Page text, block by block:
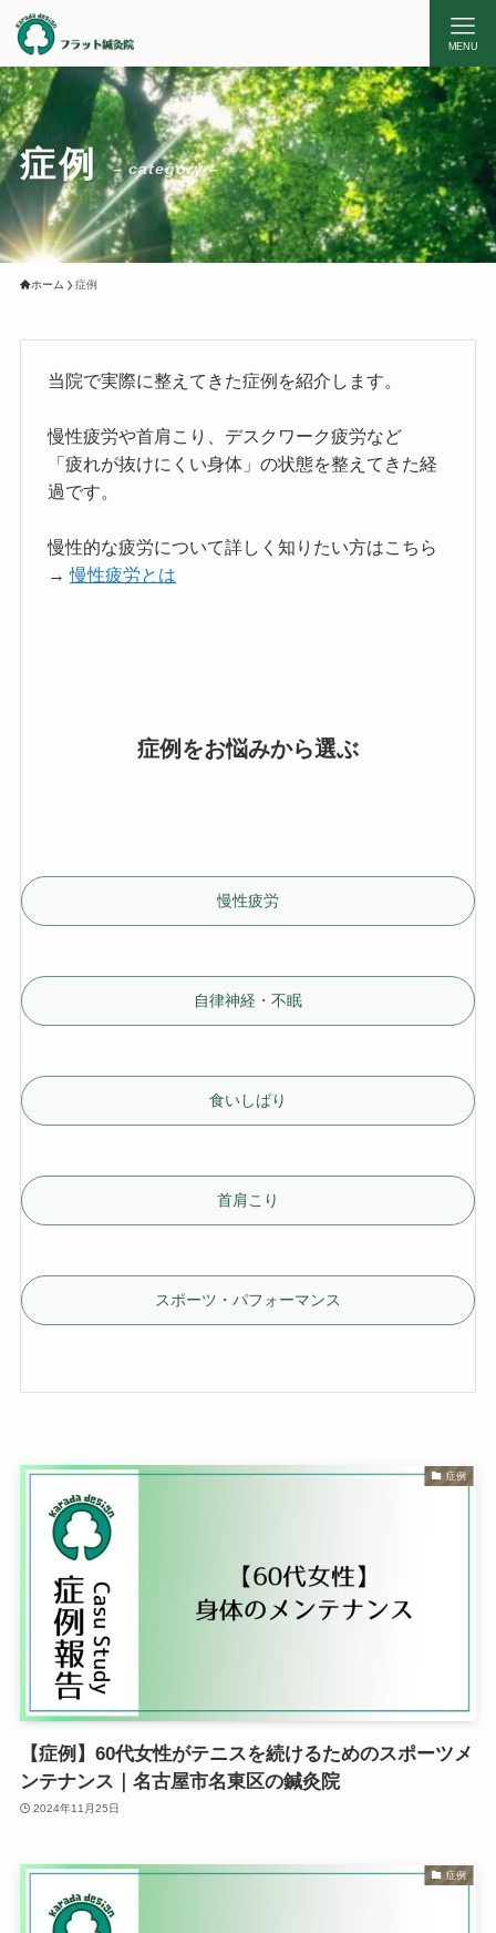
MENU
症例 – category –
ホーム 症例
当院で実際に整えてきた症例を紹介します。
慢性疲労や首肩こり、デスクワーク疲労など
「疲れが抜けにくい身体」の状態を整えてきた経
過です。
慢性的な疲労について詳しく知りたい方はこちら
→慢性疲労とは
症例をお悩みから選ぶ
慢性疲労
自律神経・不眠
食いしばり
首肩こり
スポーツ・パフォーマンス
症例
【症例】60代女性がテニスを続けるためのスポーツメ
ンテナンス｜名古屋市名東区の鍼灸院
2024年11月25日
症例